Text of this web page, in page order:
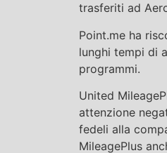
trasferiti ad
Point.me ha
lunghi tempi di
programmi.
United
attenzione
fedeli alla
MileagePlus